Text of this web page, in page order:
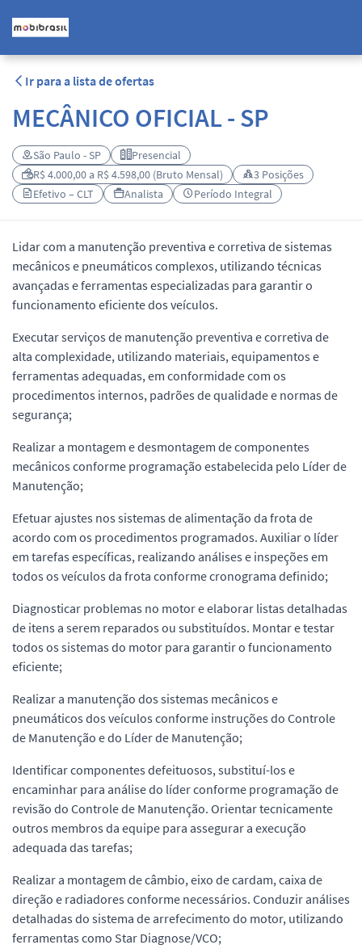
Ir para a lista de ofertas
MECÂNICO OFICIAL - SP
São Paulo - SP
Presencial
R$ 4.000,00 a R$ 4.598,00 (Bruto Mensal)
3 Posições
Efetivo – CLT
Analista Período Integral
Lidar com a manutenção preventiva e corretiva de sistemas
mecânicos e pneumáticos complexos, utilizando técnicas
avançadas e ferramentas especializadas para garantir o
funcionamento eficiente dos veículos.
Executar serviços de manutenção preventiva e corretiva de
alta complexidade, utilizando materiais, equipamentos e
ferramentas adequadas, em conformidade com os
procedimentos internos, padrões de qualidade e normas de
segurança;
Realizar a montagem e desmontagem de componentes
mecânicos conforme programação estabelecida pelo Líder de
Manutenção;
Efetuar ajustes nos sistemas de alimentação da frota de
acordo com os procedimentos programados. Auxiliar o líder
em tarefas específicas, realizando análises e inspeções em
todos os veículos da frota conforme cronograma definido;
Diagnosticar problemas no motor e elaborar listas detalhadas
de itens a serem reparados ou substituídos. Montar e testar
todos os sistemas do motor para garantir o funcionamento
eficiente;
Realizar a manutenção dos sistemas mecânicos e
pneumáticos dos veículos conforme instruções do Controle
de Manutenção e do Líder de Manutenção;
Identificar componentes defeituosos, substituí-los e
encaminhar para análise do líder conforme programação de
revisão do Controle de Manutenção. Orientar tecnicamente
outros membros da equipe para assegurar a execução
adequada das tarefas;
Realizar a montagem de câmbio, eixo de cardam, caixa de
direção e radiadores conforme necessários. Conduzir análises
detalhadas do sistema de arrefecimento do motor, utilizando
ferramentas como Star Diagnose/VCO;